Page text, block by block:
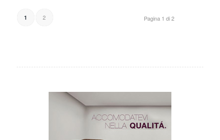
Pagina 1 di 2
1 2